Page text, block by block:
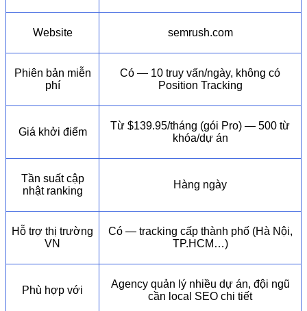
Website semrush.com
Phiên bản miễn
phí
Có — 10 truy vấn/ngày, không có
Position Tracking
Giá khởi điểm
Từ $139.95/tháng (gói Pro) — 500 từ
khóa/dự án
Tần suất cập
nhật ranking
Hàng ngày
Hỗ trợ thị trường
VN
Có — tracking cấp thành phố (Hà Nội,
TP.HCM…)
Phù hợp với
Agency quản lý nhiều dự án, đội ngũ
cần local SEO chi tiết